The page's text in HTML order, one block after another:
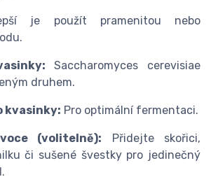
je použít pramenitou nebo
Saccharomyces cerevisiae
druhem.
kvasinky: Pro optimální fermentaci.
(volitelně): Přidejte skořici,
či sušené švestky pro jedinečný